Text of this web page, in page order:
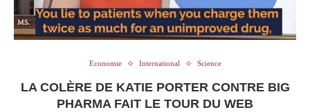
Economie International Science
LA COLÈRE DE KATIE PORTER CONTRE BIG
PHARMA FAIT LE TOUR DU WEB